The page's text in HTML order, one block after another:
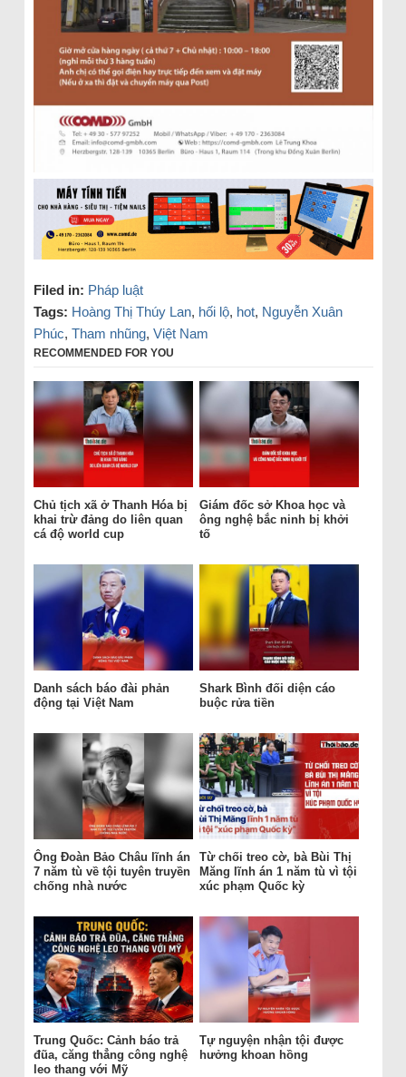
Filed in: Pháp luật
Tags: Hoàng Thị Thúy Lan, hối lộ, hot, Nguyễn Xuân
Phúc, Tham nhũng, Việt Nam
RECOMMENDED FOR YOU
Chủ tịch xã ở Thanh Hóa bị
khai trừ đảng do liên quan
cá độ world cup
Giám đốc sở Khoa học và
ông nghệ bắc ninh bị khởi
tố
Danh sách báo đài phản
động tại Việt Nam
Shark Bình đối diện cáo
buộc rửa tiền
Ông Đoàn Bảo Châu lĩnh án
7 năm tù về tội tuyên truyền
chống nhà nước
Từ chối treo cờ, bà Bùi Thị
Măng lĩnh án 1 năm tù vì tội
xúc phạm Quốc kỳ
Trung Quốc: Cảnh báo trả
đũa, căng thẳng công nghệ
leo thang với Mỹ
Tự nguyện nhận tội được
hưởng khoan hồng